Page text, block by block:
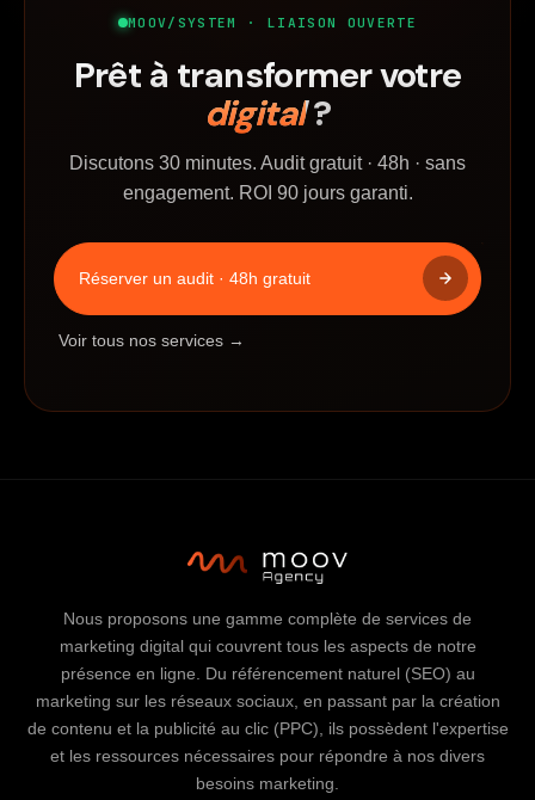
MOOV/SYSTEM · LIAISON OUVERTE
Prêt à transformer votre
digital?
Discutons 30 minutes. Audit gratuit · 48h · sans
engagement. ROI 90 jours garanti.
Réserver un audit · 48h gratuit
Voir tous nos services →
Nous proposons une gamme complète de services de
marketing digital qui couvrent tous les aspects de notre
présence en ligne. Du référencement naturel (SEO) au
marketing sur les réseaux sociaux, en passant par la création
de contenu et la publicité au clic (PPC), ils possèdent l'expertise
et les ressources nécessaires pour répondre à nos divers
besoins marketing.